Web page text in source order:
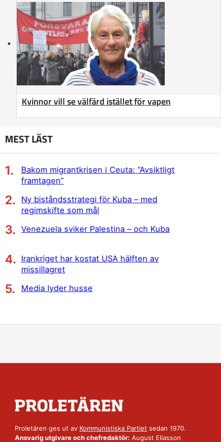
Kvinnor vill se välfärd istället för vapen
MEST LÄST
Bakom migrantkrisen i Ceuta: ”Avsiktligt
framtagen”
Ny biståndsstrategi för Kuba – med
regimskifte som mål
Venezuela sviker Palestina – och Kuba
Irankriget har kostat USA hälften av
missillagret
Media lyder husse
Proletären ges ut av Kommunistiska Partiet sedan 1970.
Ansvarig utgivare och chefredaktör: August Eliasson